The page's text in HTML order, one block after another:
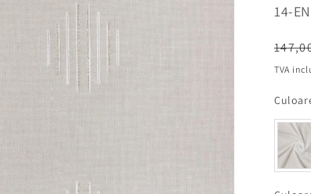
SKU:
14-
Preț
TVA